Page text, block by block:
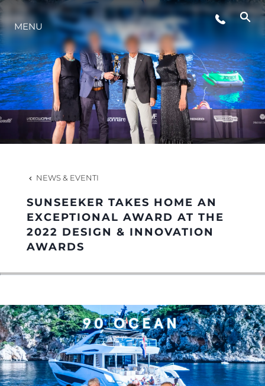
LIFESTYLE
INNOVAZIONE
L'AZIENDA
HERITAGE
MENU
NEWS & EVENTI
SUNSEEKER TAKES HOME AN
EXCEPTIONAL AWARD AT THE
2022 DESIGN & INNOVATION
AWARDS